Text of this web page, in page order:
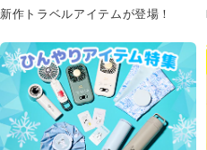
新作トラベルアイテムが登場！